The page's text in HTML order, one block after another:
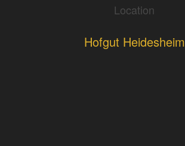
Location
Hofgut Heidesheim